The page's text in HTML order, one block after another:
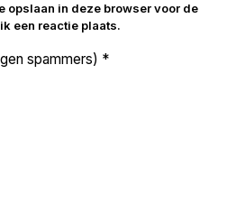
opslaan in deze browser voor de
een reactie plaats.
spammers) *